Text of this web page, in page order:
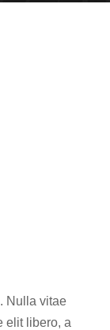
Nulla vitae
elit libero, a